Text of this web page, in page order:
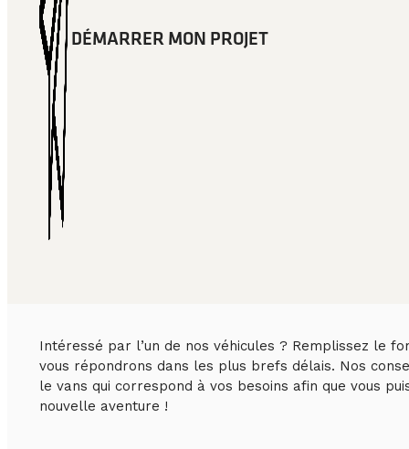
DÉMARRER MON PROJET
Intéressé par l’un de nos véhicules ? Remplissez le
vous répondrons dans les plus brefs délais. Nos
le vans qui correspond à vos besoins afin que vous
nouvelle aventure !